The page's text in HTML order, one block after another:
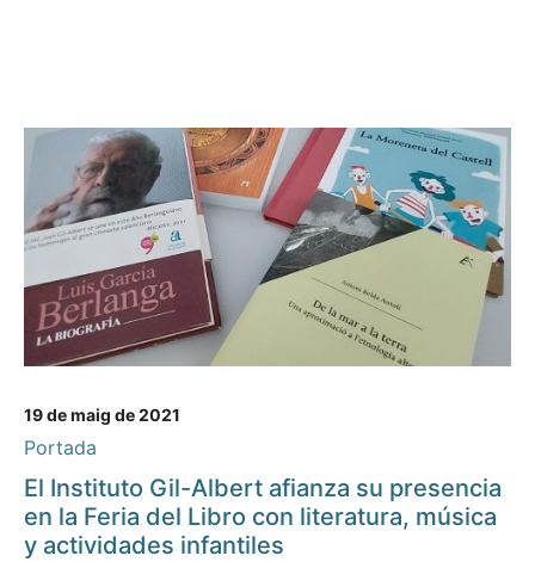
19 de maig de 2021
Portada
El Instituto Gil-Albert afianza su presencia
en la Feria del Libro con literatura, música
y actividades infantiles